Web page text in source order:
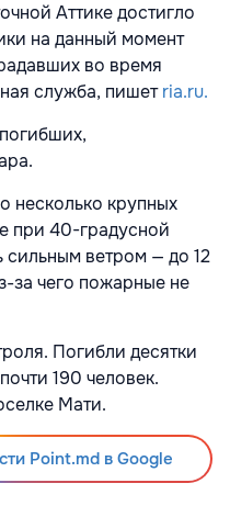
Аттике достигло
на данный момент
во время
служба, пишетria.ru.
несколько крупных
при 40-градусной
сильным ветром — до 12
за чего пожарные не
Погибли десятки
190 человек.
Мати.
Point.md в Google